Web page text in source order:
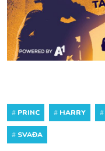
# PRINC # HARRY #
# SVAĐA